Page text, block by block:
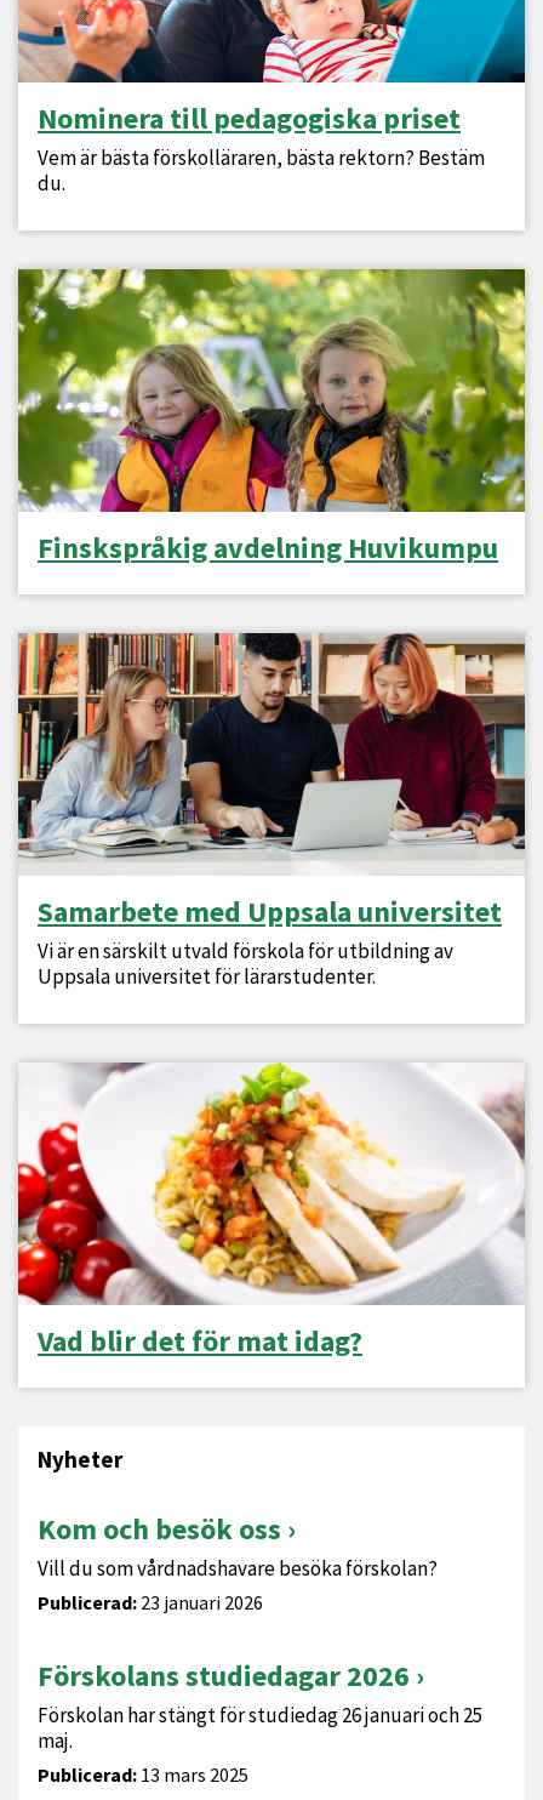
Nominera till pedagogiska priset
Vem är bästa förskolläraren, bästa rektorn? Bestäm
du.
Finskspråkig avdelning Huvikumpu
Samarbete med Uppsala universitet
Vi är en särskilt utvald förskola för utbildning av
Uppsala universitet för lärarstudenter.
Vad blir det för mat idag?
Nyheter
Kom och besök oss
Vill du som vårdnadshavare besöka förskolan?
Publicerad: 23 januari 2026
Förskolans studiedagar 2026
Förskolan har stängt för studiedag 26 januari och 25
maj.
Publicerad: 13 mars 2025